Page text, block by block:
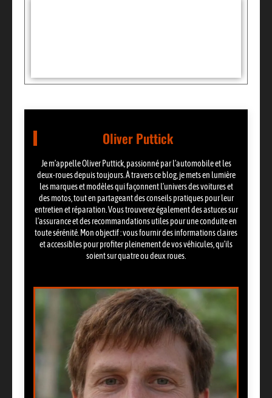
Oliver Puttick
Je m’appelle Oliver Puttick, passionné par l’automobile et les
deux-roues depuis toujours. À travers ce blog, je mets en lumière
les marques et modèles qui façonnent l’univers des voitures et
des motos, tout en partageant des conseils pratiques pour leur
entretien et réparation. Vous trouverez également des astuces sur
l’assurance et des recommandations utiles pour une conduite en
toute sérénité. Mon objectif : vous fournir des informations claires
et accessibles pour profiter pleinement de vos véhicules, qu’ils
soient sur quatre ou deux roues.